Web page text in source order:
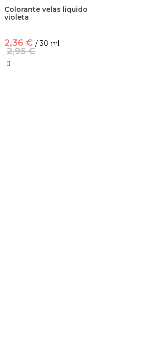
Colorante velas liquido
violeta
2,36 € / 30 ml
2,95 €